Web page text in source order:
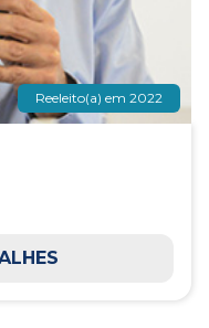
Reeleito(a) em 2022